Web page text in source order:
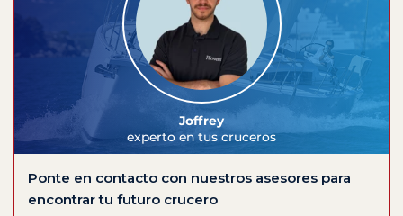
Joffrey
experto en tus cruceros
Ponte en contacto con nuestros asesores para
encontrar tu futuro crucero